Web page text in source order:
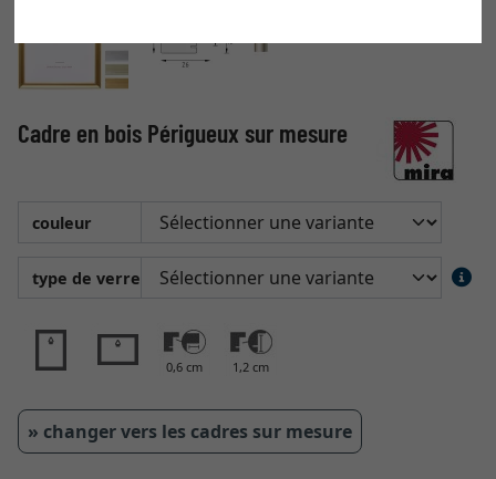
Cadre en bois Périgueux sur mesure
couleur
type de verre
0,6 cm 1,2 cm
» changer vers les cadres sur mesure